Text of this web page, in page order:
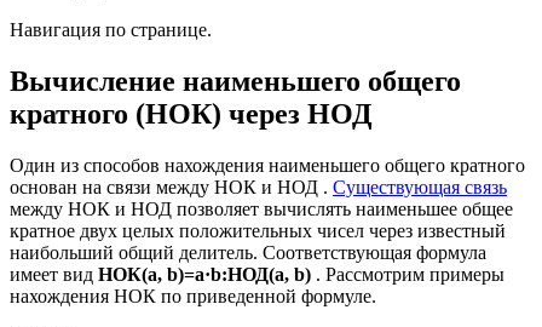
Навигация по странице.
Вычисление наименьшего общего
кратного (НОК) через НОД
Один из способов нахождения наименьшего общего кратного
основан на связи между НОК и НОД . Существующая связь
между НОК и НОД позволяет вычислять наименьшее общее
кратное двух целых положительных чисел через известный
наибольший общий делитель. Соответствующая формула
имеет вид НОК(a, b)=a·b:НОД(a, b) . Рассмотрим примеры
нахождения НОК по приведенной формуле.